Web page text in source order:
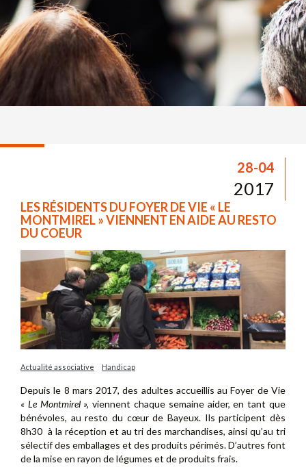
28-04
2017
LES RÉSIDENTS DU FOYER DE VIE « LE
MONTMIREL » VIENNENT EN AIDE AU RESTO
DU COEUR
Actualité associative Handicap
Depuis le 8 mars 2017, des adultes accueillis au Foyer de Vie
« Le Montmirel»,viennent chaque semaine aider, en tant que
bénévoles, au resto du cœur de Bayeux. Ils participent dès
8h30 à la réception et au tri des marchandises, ainsi qu’au tri
sélectif des emballages et des produits périmés. D’autres font
de la mise en rayon de légumes et de produits frais.